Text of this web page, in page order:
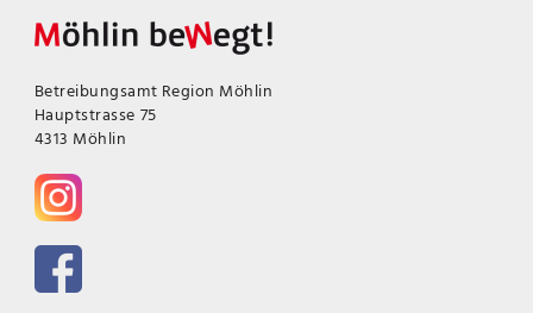
Betreibungsamt Region Möhlin
Hauptstrasse 75
4313 Möhlin